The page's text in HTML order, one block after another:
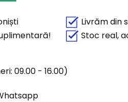
Livrăm din
Stoc real,
09.00 - 16.00)